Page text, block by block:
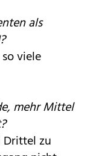
als
viele
mehr Mittel
Drittel zu